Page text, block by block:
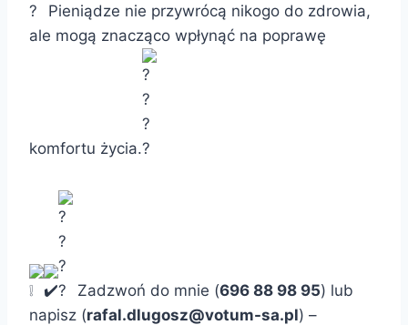
Pieniądze nie przywrócą nikogo do zdrowia,
ale mogą znacząco wpłynąć na poprawę
komfortu życia.
Zadzwoń do mnie (696 88 98 95) lub
napisz (rafal.dlugosz@votum-sa.pl) –